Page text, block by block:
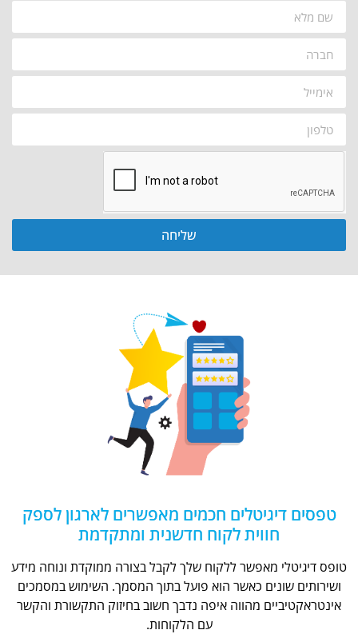
שליחה
טפסים דיגיטלים חכמים מאפשרים לארגון לספק
חווית לקוח חדשנית ומתקדמת
טופס דיגיטלי מאפשר ללקוח שלך לקבל בצורה ממוקדת ונוחה מידע
ושירותים שונים כאשר הוא פועל בתוך המסמך. השימוש במסמכים
אינטראקטיביים מהווה איפה נדבך חשוב בחיזוק התקשורת והקשר
עם הלקוחות.